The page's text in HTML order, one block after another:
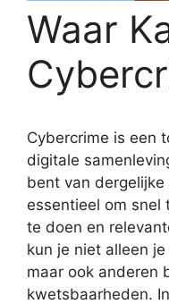
Waar
Cybercrime is een
digitale
bent van
essentieel om snel
te doen en
kun je niet alleen
maar ook anderen
kwetsbaarheden.